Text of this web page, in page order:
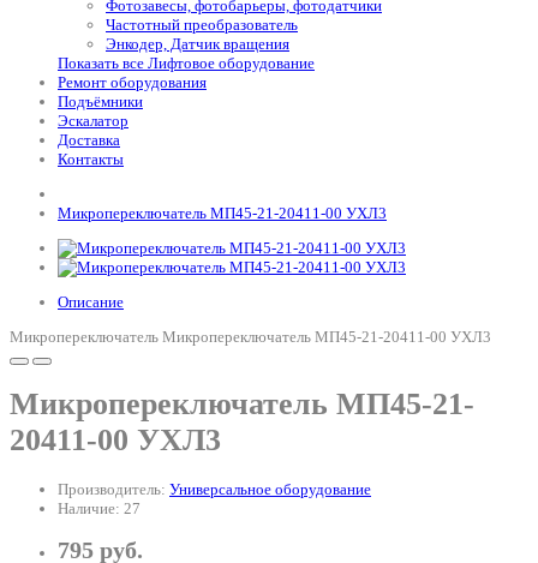
Фотозавесы, фотобарьеры, фотодатчики
Частотный преобразователь
Энкодер, Датчик вращения
Показать все Лифтовое оборудование
Ремонт оборудования
Подъёмники
Эскалатор
Доставка
Контакты
Микропереключатель МП45-21-20411-00 УХЛ3
Описание
Микропереключатель Микропереключатель МП45-21-20411-00 УХЛ3
Микропереключатель МП45-21-
20411-00 УХЛ3
Производитель: Универсальное оборудование
Наличие: 27
795 руб.